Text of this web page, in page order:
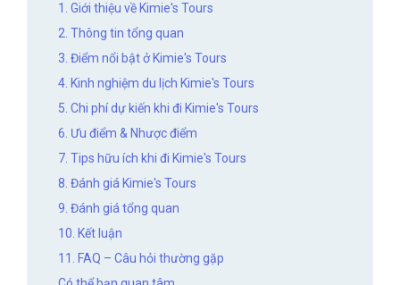
1. Giới thiệu về Kimie's Tours
2. Thông tin tổng quan
3. Điểm nổi bật ở Kimie's Tours
4. Kinh nghiệm du lịch Kimie's Tours
5. Chi phí dự kiến khi đi Kimie's Tours
6. Ưu điểm & Nhược điểm
7. Tips hữu ích khi đi Kimie's Tours
8. Đánh giá Kimie's Tours
9. Đánh giá tổng quan
10. Kết luận
11. FAQ – Câu hỏi thường gặp